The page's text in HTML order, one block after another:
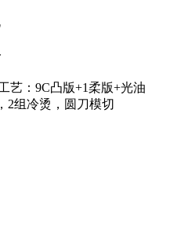
艺：9C凸版+1柔版+光油
2组冷烫，圆刀模切